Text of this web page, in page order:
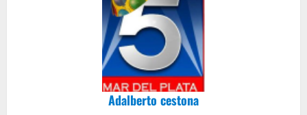
Adalberto cestona